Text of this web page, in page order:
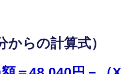
からの計算式）